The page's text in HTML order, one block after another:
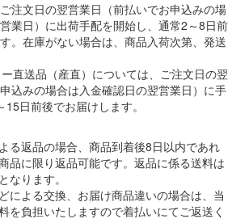
注文日の翌営業日（前払いでお申込みの場
業日）に出荷手配を開始し、通常2～8日前
。在庫がない場合は、商品入荷次第、発送
ー直送品（産直）については、ご注文日の翌
込みの場合は入金確認日の翌営業日）に手
日前後でお届けします。
る返品の場合、商品到着後8日以内であれ
品に限り返品可能です。返品に係る送料は
なります。
による交換、お届け商品違いの場合は、当
を負担いたしますので着払いにてご返送く